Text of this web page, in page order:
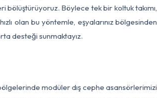
bölüştürüyoruz. Böylece tek bir koltuk takımı,
olan bu yöntemle, eşyalarınız bölgesinden
desteği sunmaktayız.
modüler dış cephe asansörlerimizi